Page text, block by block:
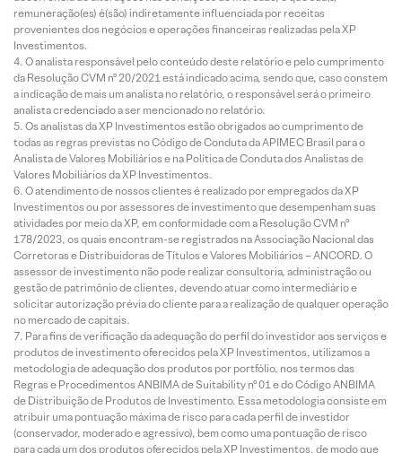
remuneração(es) é(são) indiretamente influenciada por receitas
provenientes dos negócios e operações financeiras realizadas pela XP
Investimentos.
O analista responsável pelo conteúdo deste relatório e pelo cumprimento
da Resolução CVM nº 20/2021 está indicado acima, sendo que, caso constem
a indicação de mais um analista no relatório, o responsável será o primeiro
analista credenciado a ser mencionado no relatório.
Os analistas da XP Investimentos estão obrigados ao cumprimento de
todas as regras previstas no Código de Conduta da APIMEC Brasil para o
Analista de Valores Mobiliários e na Política de Conduta dos Analistas de
Valores Mobiliários da XP Investimentos.
O atendimento de nossos clientes é realizado por empregados da XP
Investimentos ou por assessores de investimento que desempenham suas
atividades por meio da XP, em conformidade com a Resolução CVM nº
178/2023, os quais encontram-se registrados na Associação Nacional das
Corretoras e Distribuidoras de Títulos e Valores Mobiliários – ANCORD. O
assessor de investimento não pode realizar consultoria, administração ou
gestão de patrimônio de clientes, devendo atuar como intermediário e
solicitar autorização prévia do cliente para a realização de qualquer operação
no mercado de capitais.
Para fins de verificação da adequação do perfil do investidor aos serviços e
produtos de investimento oferecidos pela XP Investimentos, utilizamos a
metodologia de adequação dos produtos por portfólio, nos termos das
Regras e Procedimentos ANBIMA de Suitability nº 01 e do Código ANBIMA
de Distribuição de Produtos de Investimento. Essa metodologia consiste em
atribuir uma pontuação máxima de risco para cada perfil de investidor
(conservador, moderado e agressivo), bem como uma pontuação de risco
para cada um dos produtos oferecidos pela XP Investimentos, de modo que